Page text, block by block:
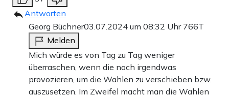
Antworten
Georg Büchner03.07.2024 um 08:32 Uhr 766T
Melden
Mich würde es von Tag zu Tag weniger
überraschen, wenn die noch irgendwas
provozieren, um die Wahlen zu verschieben bzw.
auszusetzen. Im Zweifel macht man die Wahlen